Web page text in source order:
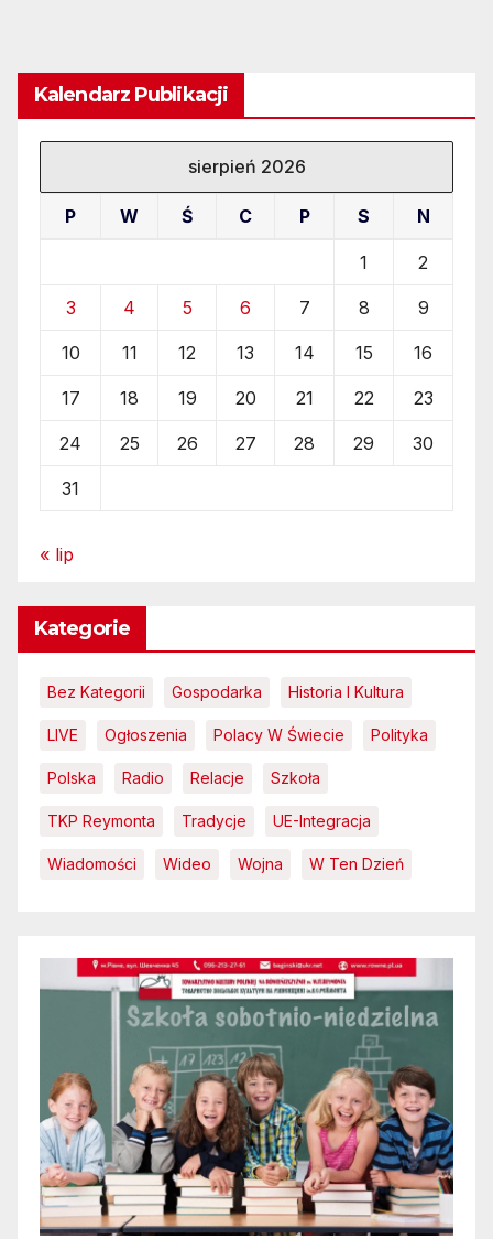
Kalendarz Publikacji
sierpień 2026
P W Ś C P S N
1 2
3 4 5 6 7 8 9
10 11 12 13 14 15 16
17 18 19 20 21 22 23
24 25 26 27 28 29 30
31
« lip
Kategorie
Bez Kategorii Gospodarka Historia I Kultura
LIVE Ogłoszenia Polacy W Świecie Polityka
Polska Radio Relacje Szkoła
TKP Reymonta Tradycje UE-Integracja
Wiadomości Wideo Wojna W Ten Dzień